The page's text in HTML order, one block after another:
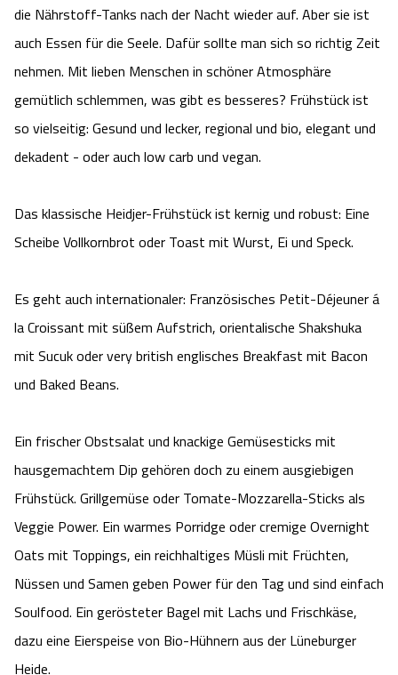
Camping
Urlaub auf dem Bauernhof
Urlaub mit Hund
Anreise
Videos
Kontakt
Reiten
Kutschen
Regionale Küche
HeideSpezialitäten
Naturhotels
Landschaftsführungen
Veranstaltungen
Wildpark Lüneburger Heide
Wildpark Schwarze Berge
Otter Zentrum
Das verrückte Haus
Abenteuerland Trampolin-Park
Battle Kart Bispingen
Adventure District Bispingen
Unterkünfte
Ausflugsziele
Shopping Celle
Unterkünfte Celle
die Nährstoff-Tanks nach der Nacht wieder auf. Aber sie ist
auch Essen für die Seele. Dafür sollte man sich so richtig Zeit
nehmen. Mit lieben Menschen in schöner Atmosphäre
gemütlich schlemmen, was gibt es besseres? Frühstück ist
so vielseitig: Gesund und lecker, regional und bio, elegant und
dekadent - oder auch low carb und vegan.
Das klassische Heidjer-Frühstück ist kernig und robust: Eine
Scheibe Vollkornbrot oder Toast mit Wurst, Ei und Speck.
Es geht auch internationaler: Französisches Petit-Déjeuner á
la Croissant mit süßem Aufstrich, orientalische Shakshuka
mit Sucuk oder very british englisches Breakfast mit Bacon
und Baked Beans.
Ein frischer Obstsalat und knackige Gemüsesticks mit
hausgemachtem Dip gehören doch zu einem ausgiebigen
Frühstück. Grillgemüse oder Tomate-Mozzarella-Sticks als
Veggie Power. Ein warmes Porridge oder cremige Overnight
Oats mit Toppings, ein reichhaltiges Müsli mit Früchten,
Nüssen und Samen geben Power für den Tag und sind einfach
Soulfood. Ein gerösteter Bagel mit Lachs und Frischkäse,
dazu eine Eierspeise von Bio-Hühnern aus der Lüneburger
Heide.